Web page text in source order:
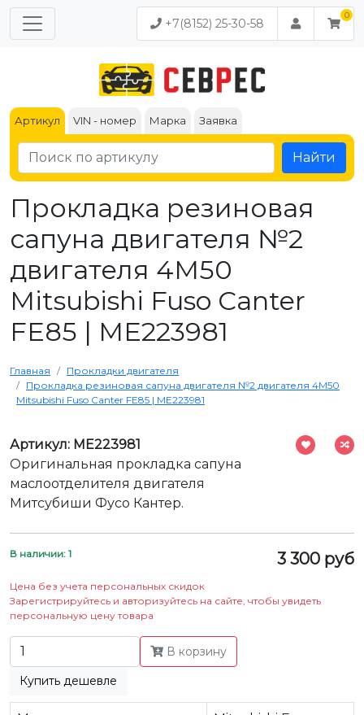
+7(8152) 25-30-58
Артикул VIN - номер Марка Заявка
Найти
Прокладка резиновая
сапуна двигателя №2
двигателя 4M50
Mitsubishi Fuso Canter
FE85 | ME223981
Главная
Прокладки двигателя
Прокладка резиновая сапуна двигателя №2 двигателя 4M50
Mitsubishi Fuso Canter FE85 | ME223981
Артикул: ME223981
Оригинальная прокладка сапуна
маслоотделителя двигателя
Митсубиши Фусо Кантер.
В наличии: 1 3 300 руб
Цена без учета персональных скидок
Зарегистрируйтесь и авторизуйтесь на сайте, чтобы увидеть
персональную цену товара
В корзину
Купить дешевле